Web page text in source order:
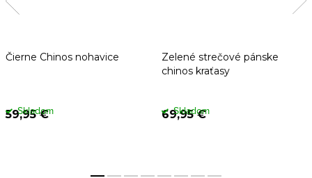
Čierne Chinos nohavice
59,95 €
Skladom
Zelené strečové pánske
chinos kraťasy
69,95 €
Skladom